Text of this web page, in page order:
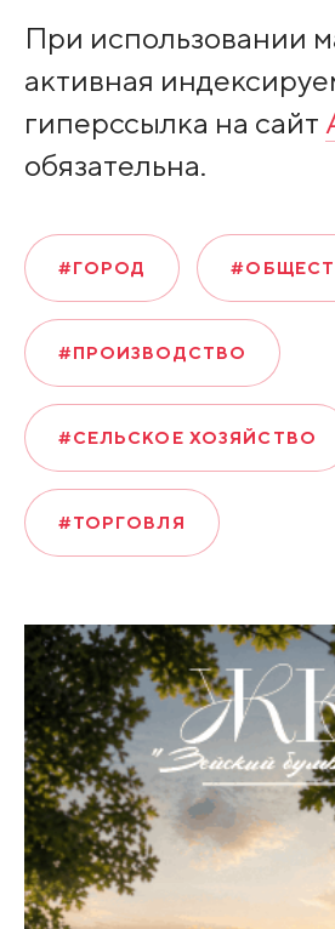
При использовании
активная
гиперссылка на сайт
обязательна.
#ГОРОД
#ПРОИЗВОДСТВО
#СЕЛЬСКОЕ ХОЗЯЙСТВО
#ТОРГОВЛЯ